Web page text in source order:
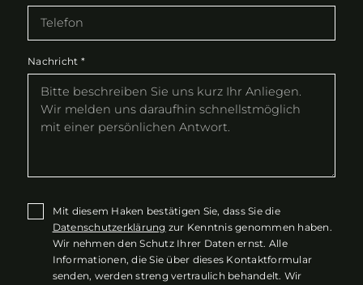
Nachricht *
Mit diesem Haken bestätigen Sie, dass Sie die
Datenschutzerklärung zur Kenntnis genommen haben.
Wir nehmen den Schutz Ihrer Daten ernst. Alle
Informationen, die Sie über dieses Kontaktformular
senden, werden streng vertraulich behandelt. Wir